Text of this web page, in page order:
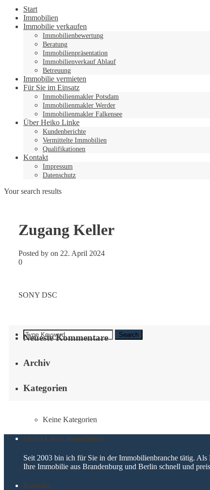
Start
Immobilien
Immobilie verkaufen
Immobilienbewertung
Beratung
Immobilienpräsentation
Immobilienverkauf Ablauf
Betreuung
Immobilie vermieten
Für Sie im Einsatz
Immobilienmakler Potsdam
Immobilienmakler Werder
Immobilienmakler Falkensee
Über Heiko Linke
Kundenberichte
Vermittelte Immobilien
Qualifikationen
Kontakt
Impressum
Datenschutz
Your search results
Zugang Keller
Posted by on 22. April 2024
0
SONY DSC
Search
Neueste Kommentare
Archiv
Kategorien
Keine Kategorien
Heiko Linke Immobilien
Seit 2003 bin ich für Sie in der Immobilienbranche tätig.
Ihre Immobilie aus Brandenburg und Berlin schnell und
Kontakt